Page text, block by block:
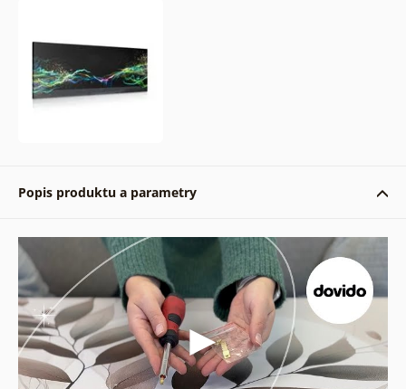
Popis produktu a parametry